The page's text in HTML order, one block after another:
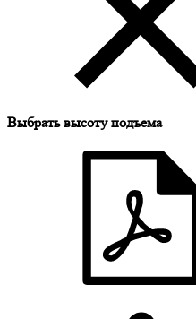
Выбрать высоту подъема